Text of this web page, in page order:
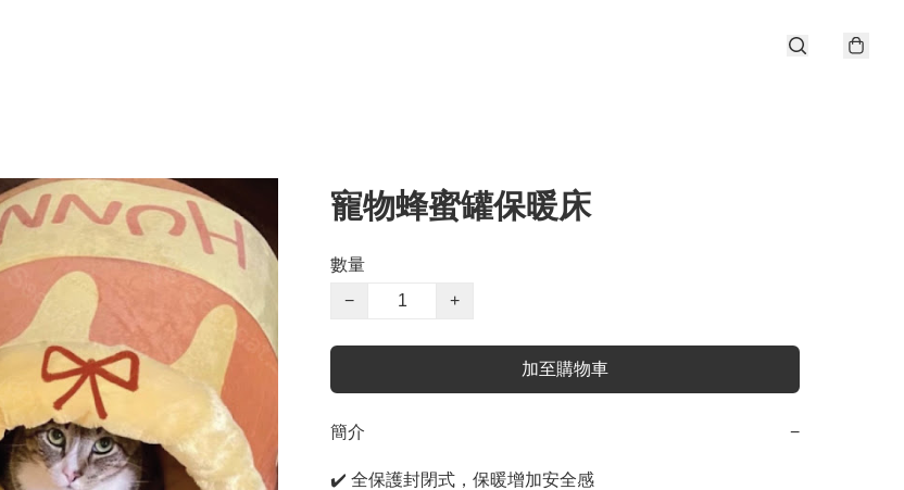
寵物蜂蜜罐保暖床
數量
−
+
加至購物車
簡介 −
✔️ 全保護封閉式，保暖增加安全感